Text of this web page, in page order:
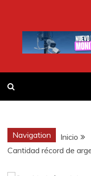
Navigation Inicio
Cantidad récord de